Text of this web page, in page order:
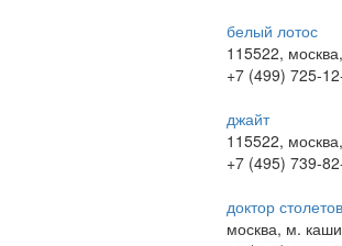
белый лотос
115522,
+7 (499) 725-
джайт
115522,
+7 (495) 739-
доктор
москва, м.